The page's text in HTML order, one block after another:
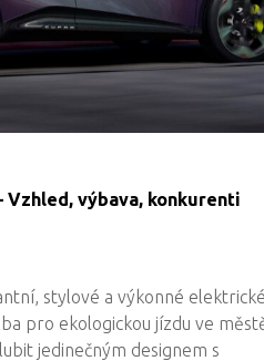
Vzhled, výbava, konkurenti
stylové a výkonné
pro ekologickou jízdu ve
jedinečným designem s